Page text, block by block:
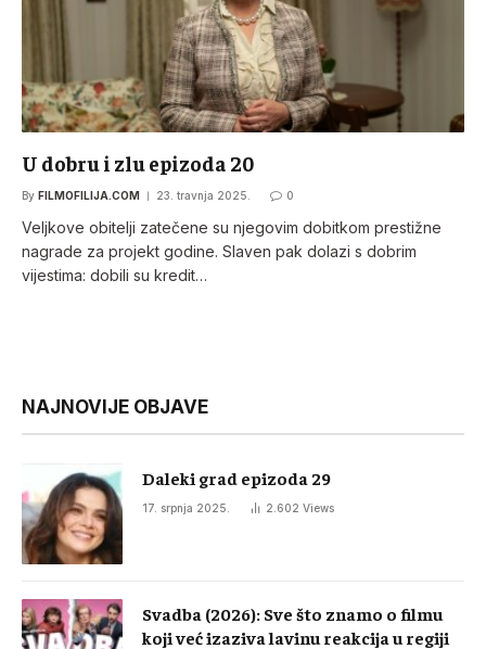
U dobru i zlu epizoda 20
By FILMOFILIJA.COM 23. travnja 2025. 0
Veljkove obitelji zatečene su njegovim dobitkom prestižne
nagrade za projekt godine. Slaven pak dolazi s dobrim
vijestima: dobili su kredit…
NAJNOVIJE OBJAVE
Daleki grad epizoda 29
17. srpnja 2025. 2.602 Views
Svadba (2026): Sve što znamo o filmu
koji već izaziva lavinu reakcija u regiji